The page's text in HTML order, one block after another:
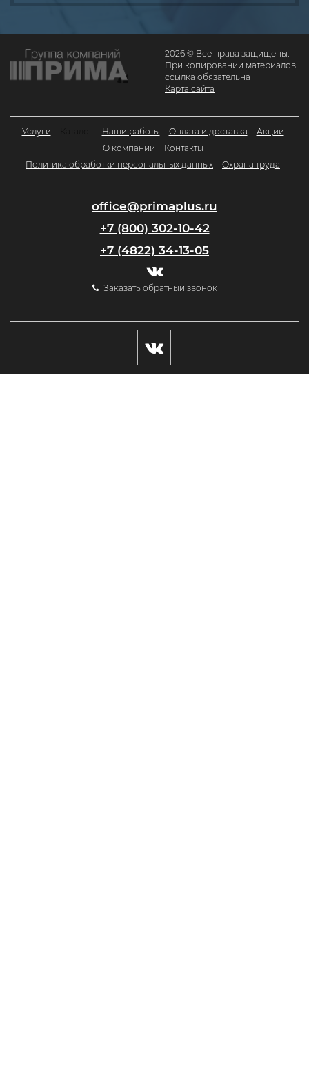
2026 © Все права защищены.
При копировании материалов
ссылка обязательна
Карта сайта
Услуги Наши работы Оплата и доставка
Акции
О компании
Контакты
Политика обработки персональных данных
Охрана труда
office@primaplus.ru
+7 (800) 302-10-42
+7 (4822) 34-13-05
Заказать обратный звонок